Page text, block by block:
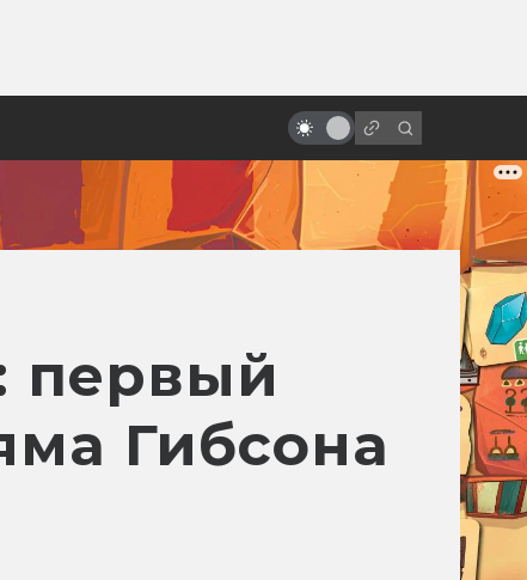
актёрства»
первый
Гибсона